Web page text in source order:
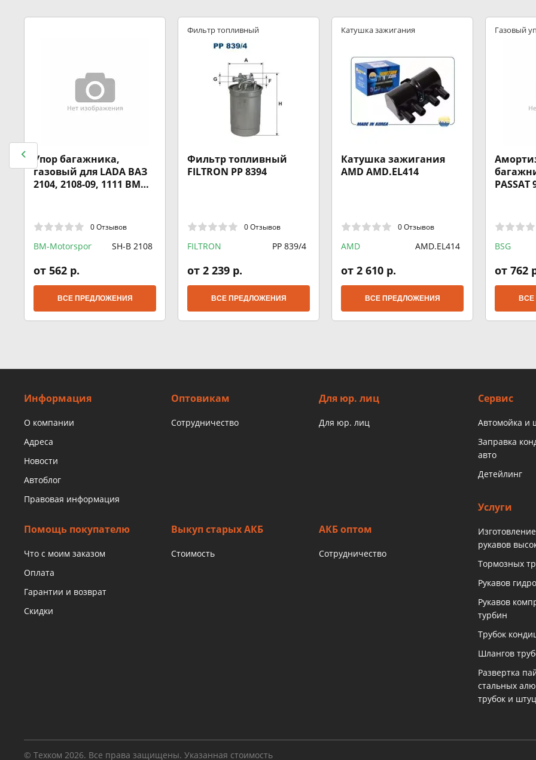
Упор багажника,
газовый для LADA ВАЗ
2104, 2108-09, 1111 BM
0 Отзывов
BM-Motorsport SH-B 2108
от 562 р.
ВСЕ ПРЕДЛОЖЕНИЯ
Фильтр топливный
Фильтр топливный
FILTRON PP 8394
0 Отзывов
FILTRON PP 839/4
от 2 239 р.
ВСЕ ПРЕДЛОЖЕНИЯ
Катушка зажигания
Катушка зажигания
AMD AMD.EL414
0 Отзывов
AMD AMD.EL414
от 2 610 р.
ВСЕ ПРЕДЛОЖЕНИЯ
Газовый
багажника
PASSAT
BSG
от 762
Информация
О компании
Адреса
Новости
Автоблог
Правовая информация
Оптовикам
Сотрудничество
Для юр. лиц
Для юр. лиц
Помощь покупателю
Что с моим заказом
Оплата
Гарантии и возврат
Скидки
Выкуп старых АКБ
Стоимость
АКБ оптом
Сотрудничество
Сервис
Автомойка и
Заправка
авто
Детейлинг
Услуги
рукавов
Тормозных
Рукавов
Рукавов
турбин
Трубок
Шлангов
Развертка
стальных
трубок и
© Техком 2026. Все права защищены. Указанная стоимость